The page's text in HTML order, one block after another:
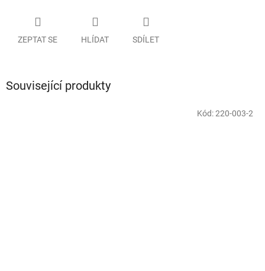
ZEPTAT SE HLÍDAT SDÍLET
Související produkty
Kód:220-003-2